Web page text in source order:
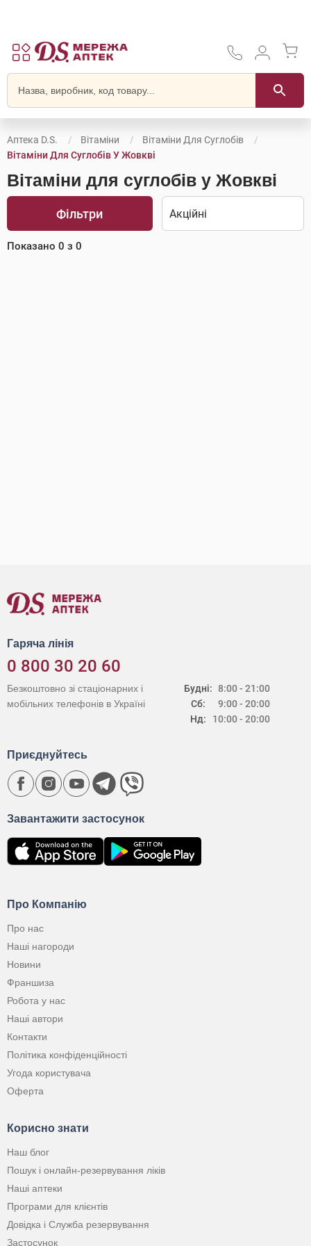
Аптека D.S. Вітаміни
Вітаміни Для Суглобів
Вітаміни Для Суглобів У Жовкві
Вітаміни для суглобів у Жовкві
Фільтри
Показано 0 з 0
Гаряча лінія
0 800 30 20 60
Будні:
Сб:
Нд:
8:00 - 21:00
9:00 - 20:00
10:00 - 20:00
Безкоштовно зі стаціонарних і
мобільних телефонів в Україні
Про Компанію
Про нас
Наші нагороди
Новини
Франшиза
Робота у нас
Наші автори
Контакти
Політика конфіденційності
Угода користувача
Оферта
Корисно знати
Наш блог
Пошук і онлайн-резервування ліків
Наші аптеки
Програми для клієнтів
Довідка і Служба резервування
Застосунок
Завантажити застосунок
Приєднуйтесь